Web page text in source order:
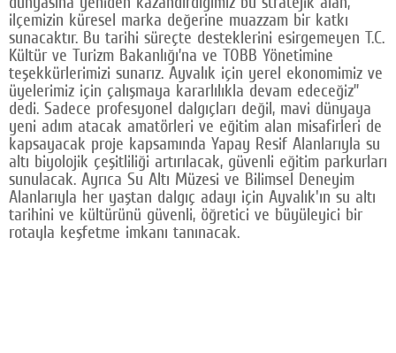
ilçemizin küresel marka değerine muazzam bir katkı
sunacaktır. Bu tarihi süreçte desteklerini esirgemeyen T.C.
Kültür ve Turizm Bakanlığı’na ve TOBB Yönetimine
teşekkürlerimizi sunarız. Ayvalık için yerel ekonomimiz ve
üyelerimiz için çalışmaya kararlılıkla devam edeceğiz”
dedi. Sadece profesyonel dalgıçları değil, mavi dünyaya
yeni adım atacak amatörleri ve eğitim alan misafirleri de
kapsayacak proje kapsamında Yapay Resif Alanlarıyla su
altı biyolojik çeşitliliği artırılacak, güvenli eğitim parkurları
sunulacak. Ayrıca Su Altı Müzesi ve Bilimsel Deneyim
Alanlarıyla her yaştan dalgıç adayı için Ayvalık'ın su altı
tarihini ve kültürünü güvenli, öğretici ve büyüleyici bir
rotayla keşfetme imkanı tanınacak.